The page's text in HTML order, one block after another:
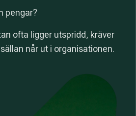
pengar?
ofta ligger utspridd, kräver
når ut i organisationen.